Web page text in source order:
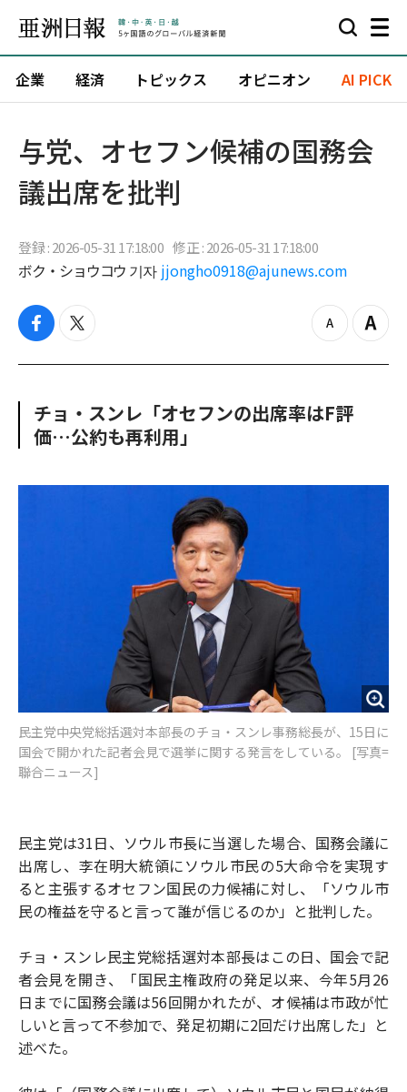
企業 経済 トピックス オピニオン AI PICK
与党、オセフン候補の国務会
議出席を批判
登録 : 2026-05-31 17:18:00 修正 : 2026-05-31 17:18:00
ボク・ショウコウ 기자 jjongho0918@ajunews.com
f
c
o
o
k
t
i
e
r
z
o
u
Z
o
チョ・スンレ「オセフンの出席率はF評
価…公約も再利用」
民主党中央党総括選対本部長のチョ・スンレ事務総長が、15日に
国会で開かれた記者会見で選挙に関する発言をしている。 [写真=
聯合ニュース]
民主党は31日、ソウル市長に当選した場合、国務会議に
出席し、李在明大統領にソウル市民の5大命令を実現す
ると主張するオセフン国民の力候補に対し、「ソウル市
民の権益を守ると言って誰が信じるのか」と批判した。
チョ・スンレ民主党総括選対本部長はこの日、国会で記
者会見を開き、「国民主権政府の発足以来、今年5月26
日までに国務会議は56回開かれたが、オ候補は市政が忙
しいと言って不参加で、発足初期に2回だけ出席した」と
述べた。